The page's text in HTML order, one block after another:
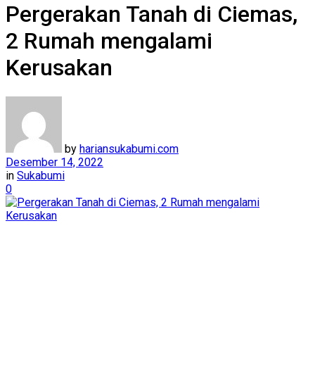
Pergerakan Tanah di Ciemas,
2 Rumah mengalami
Kerusakan
by hariansukabumi.com
Desember 14, 2022
in Sukabumi
0